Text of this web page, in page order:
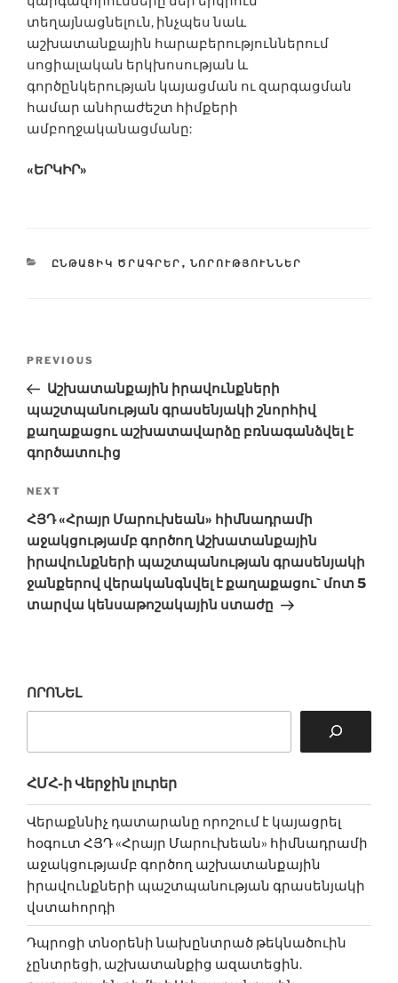
տեղայնացնելուն, ինչպես նաև
աշխատանքային հարաբերություններում
սոցիալական երկխոսության և
գործընկերության կայացման ու զարգացման
համար անհրաժեշտ հիմքերի
ամբողջականացմանը:
«ԵՐԿԻՐ»
CATEGORIES
ԸՆԹԱՑԻԿ ԾՐԱԳՐԵՐ , ՆՈՐՈՒԹՅՈՒՆՆԵՐ
Previous
Post
PREVIOUS
Աշխատանքային իրավունքների
պաշտպանության գրասենյակի շնորհիվ
քաղաքացու աշխատավարձը բռնագանձվել է
գործատուից
Next
Post
NEXT
ՀՅԴ «Հրայր Մարուխեան» հիմնադրամի
աջակցությամբ գործող Աշխատանքային
իրավունքների պաշտպանության գրասենյակի
ջանքերով վերականգնվել է քաղաքացու` մոտ 5
տարվա կենսաթոշակային ստաժը
ՈՐՈՆԵԼ
ՀՄՀ-ի Վերջին լուրեր
Վերաքննիչ դատարանը որոշում է կայացրել
հօգուտ ՀՅԴ «Հրայր Մարուխեան» հիմնադրամի
աջակցությամբ գործող աշխատանքային
իրավունքների պաշտպանության գրասենյակի
վստահորդի
Դպրոցի տնօրենի նախընտրած թեկնածուին
չընտրեցի, աշխատանքից ազատեցին.